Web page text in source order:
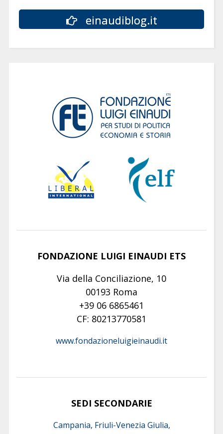
einaudiblog.it
FONDAZIONE LUIGI EINAUDI ETS
Via della Conciliazione, 10
00193 Roma
+39 06 6865461
CF: 80213770581
www.fondazioneluigieinaudi.it
SEDI SECONDARIE
Campania, Friuli-Venezia Giulia,